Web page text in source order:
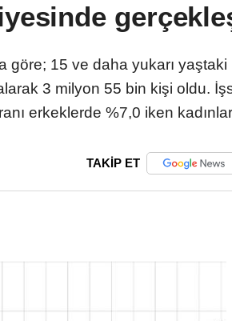
göre; 15 ve daha yukarı yaştaki
3 milyon 55 bin kişi oldu.
erkeklerde %7,0 iken
TAKİP ET